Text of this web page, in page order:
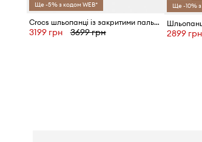
Ще -5% з кодом WEB*
Crocs шльопанці із закритими пальцями InMotion Micro Geo Clog
3199 грн 3699 грн
Ще -10%
2899 грн